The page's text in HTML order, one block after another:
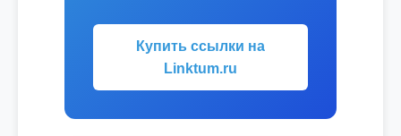
Купить ссылки на
Linktum.ru